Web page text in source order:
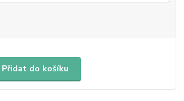
Přidat do košíku